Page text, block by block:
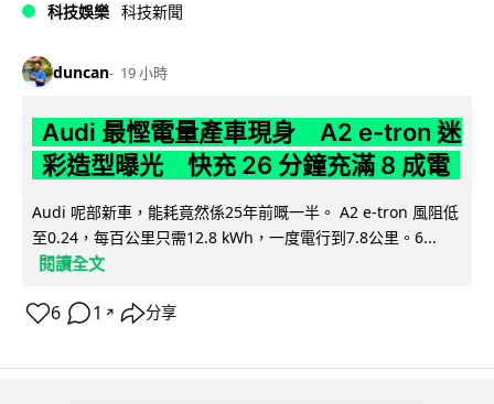
科技娛樂 科技新聞
duncan 19 小時
Audi 最慳電量產車現身 A2 e-tron 迷
彩造型曝光 快充 26 分鐘充滿 8 成電
Audi 呢部新車，能耗竟然係25年前嘅一半。 A2 e-tron 風阻低
至0.24，每百公里只需12.8 kWh，一度電行到7.8公里。6...
閱讀全文
6 1 ↗ 分享